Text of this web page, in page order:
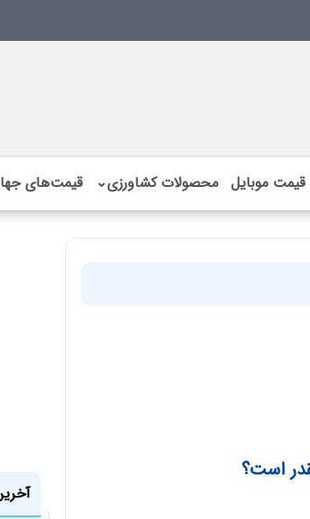
قیمت موبایل محصولات کشاورزی⌄ قیمت‌های
است؟